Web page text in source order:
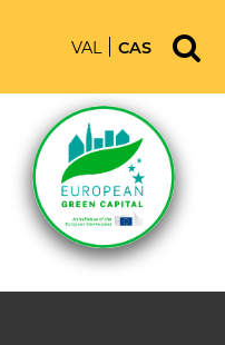
VAL CAS